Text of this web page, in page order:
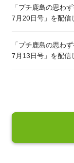
「プチ鹿島の思わ
7月20日号」を配信
「プチ鹿島の思わ
7月13日号」を配信